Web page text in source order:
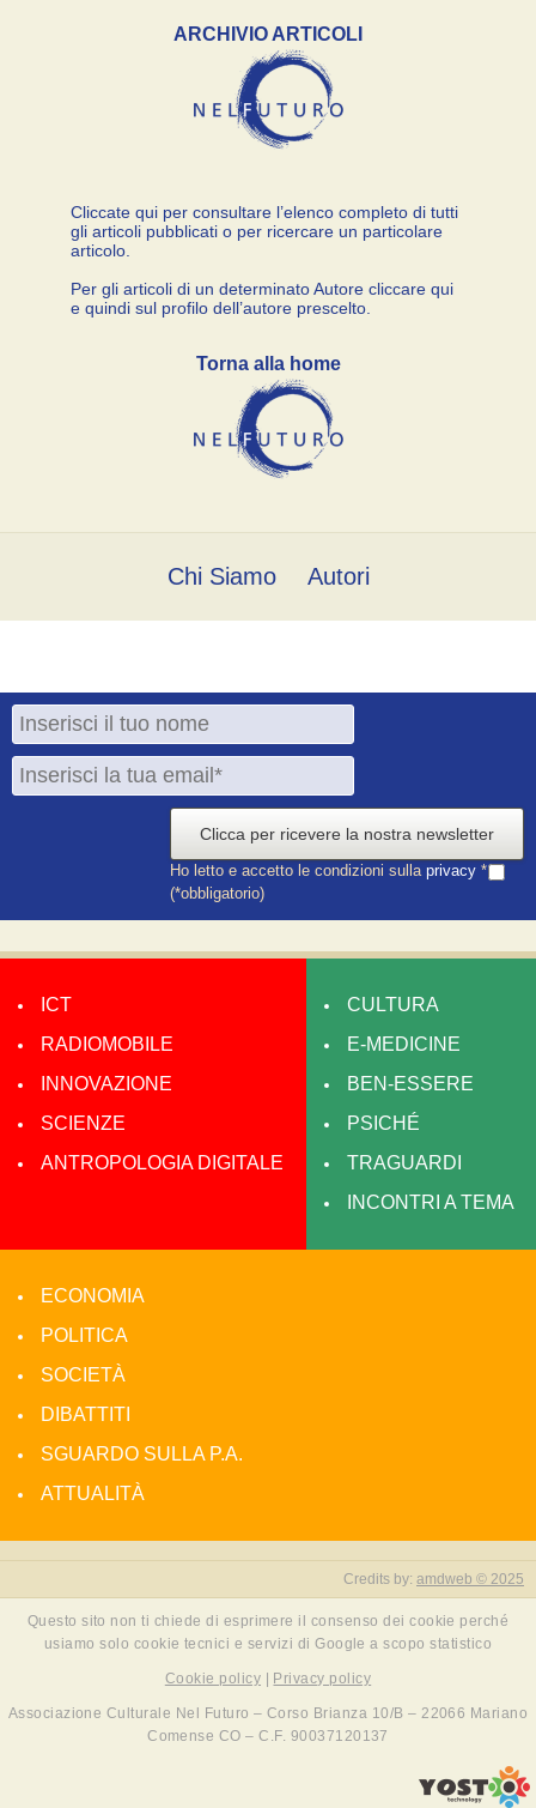
ARCHIVIO ARTICOLI
Cliccate qui per consultare l’elenco completo di tutti
gli articoli pubblicati o per ricercare un particolare
articolo.
Per gli articoli di un determinato Autore cliccare qui
e quindi sul profilo dell’autore prescelto.
Torna alla home
Chi Siamo Autori
Clicca per ricevere la nostra newsletter
Ho letto e accetto le condizioni sulla privacy *
(*obbligatorio)
ICT
RADIOMOBILE
INNOVAZIONE
SCIENZE
ANTROPOLOGIA DIGITALE
CULTURA
E-MEDICINE
BEN-ESSERE
PSICHÉ
TRAGUARDI
INCONTRI A TEMA
ECONOMIA
POLITICA
SOCIETÀ
DIBATTITI
SGUARDO SULLA P.A.
ATTUALITÀ
Credits by: amdweb © 2025
Questo sito non ti chiede di esprimere il consenso dei cookie perché
usiamo solo cookie tecnici e servizi di Google a scopo statistico
Cookie policy | Privacy policy
Associazione Culturale Nel Futuro – Corso Brianza 10/B – 22066 Mariano
Comense CO – C.F. 90037120137